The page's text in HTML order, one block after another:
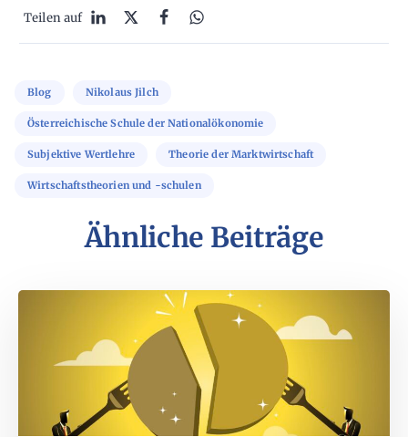
Teilen auf
Blog Nikolaus Jilch
Österreichische Schule der Nationalökonomie
Subjektive Wertlehre Theorie der Marktwirtschaft
Wirtschaftstheorien und -schulen
Ähnliche Beiträge